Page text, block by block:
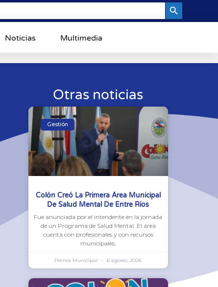
Noticias Multimedia
Otras noticias
Gestión
Colón Creó La Primera Área Municipal
De Salud Mental De Entre Ríos
Fue anunciada por el intendente en la jornada
de un Programa de Salud Mental. El área
cuenta con profesionales y con recursos
municipales.
Prensa Municipal 6 agosto, 2026